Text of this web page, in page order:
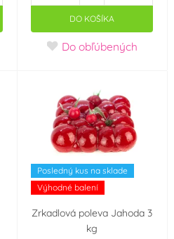
DO KOŠÍKA
Do obľúbených
Posledný kus na sklade
Výhodné balení
Zrkadlová poleva Jahoda 3
kg